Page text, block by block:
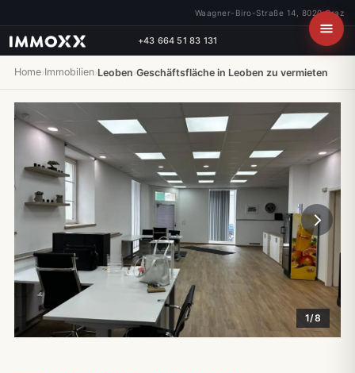
Waagner-Biro-Straße 14, 8020 Graz
+43 664 51 83 131
Home›Immobilien›Leoben›Geschäftsfläche in Leoben zu vermieten
1/8